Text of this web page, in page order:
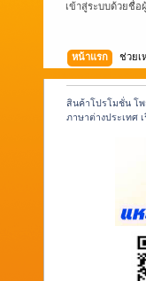
เข้าสู่ระบบด้วยชื่อ
หน้าแรก ช่วยเ
สินค้าโปรโมชั่น โ
ภาษาต่างประเทศ